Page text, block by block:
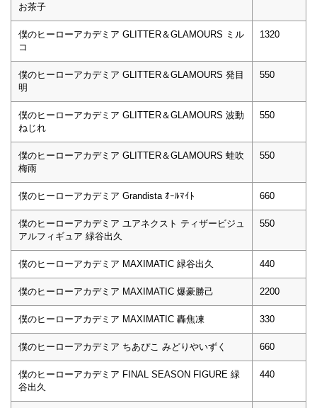
お茶子
僕のヒーローアカデミア GLITTER＆GLAMOURS ミル
コ
1320
僕のヒーローアカデミア GLITTER＆GLAMOURS 発目
明
550
僕のヒーローアカデミア GLITTER＆GLAMOURS 波動
ねじれ
550
僕のヒーローアカデミア GLITTER＆GLAMOURS 蛙吹
梅雨
550
僕のヒーローアカデミア Grandista ｵｰﾙﾏｲﾄ 660
僕のヒーローアカデミア ユアネクスト ティザービジュ
アルフィギュア 緑谷出久
550
僕のヒーローアカデミア MAXIMATIC 緑谷出久 440
僕のヒーローアカデミア MAXIMATIC 爆豪勝己 2200
僕のヒーローアカデミア MAXIMATIC 轟焦凍 330
僕のヒーローアカデミア ちあぴこ みどりやいずく 660
僕のヒーローアカデミア FINAL SEASON FIGURE 緑
谷出久
440